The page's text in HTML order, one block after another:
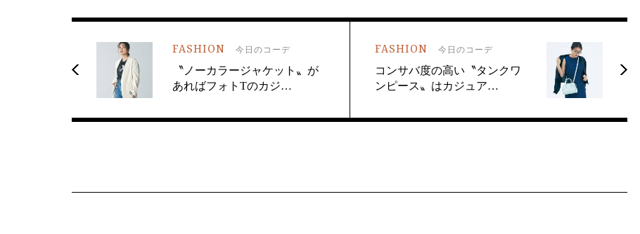
FASHION 今日のコーデ
〝ノーカラージャケット〟が
あればフォトTのカジ…
FASHION 今日のコーデ
コンサバ度の高い〝タンクワ
ンピース〟はカジュア…